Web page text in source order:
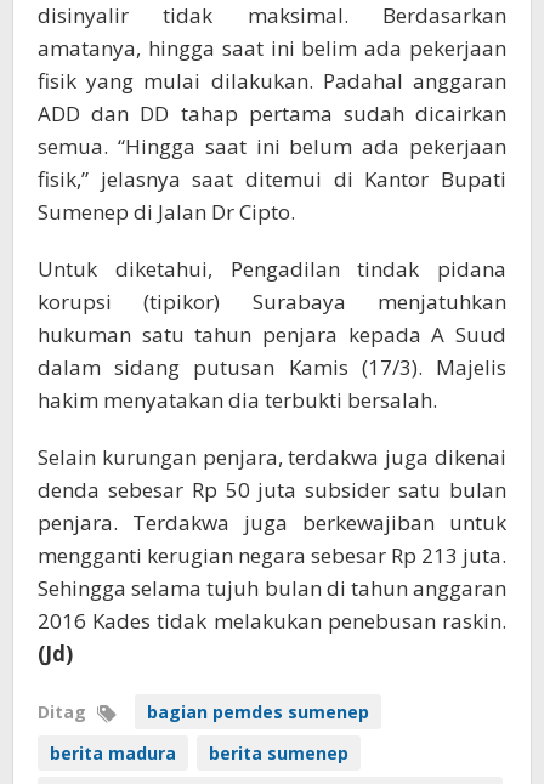
disinyalir tidak maksimal. Berdasarkan
amatanya, hingga saat ini belim ada pekerjaan
fisik yang mulai dilakukan. Padahal anggaran
ADD dan DD tahap pertama sudah dicairkan
semua. “Hingga saat ini belum ada pekerjaan
fisik,” jelasnya saat ditemui di Kantor Bupati
Sumenep di Jalan Dr Cipto.
Untuk diketahui, Pengadilan tindak pidana
korupsi (tipikor) Surabaya menjatuhkan
hukuman satu tahun penjara kepada A Suud
dalam sidang putusan Kamis (17/3). Majelis
hakim menyatakan dia terbukti bersalah.
Selain kurungan penjara, terdakwa juga dikenai
denda sebesar Rp 50 juta subsider satu bulan
penjara. Terdakwa juga berkewajiban untuk
mengganti kerugian negara sebesar Rp 213 juta.
Sehingga selama tujuh bulan di tahun anggaran
2016 Kades tidak melakukan penebusan raskin.
(Jd)
Ditag
bagian pemdes sumenep
berita madura
berita sumenep